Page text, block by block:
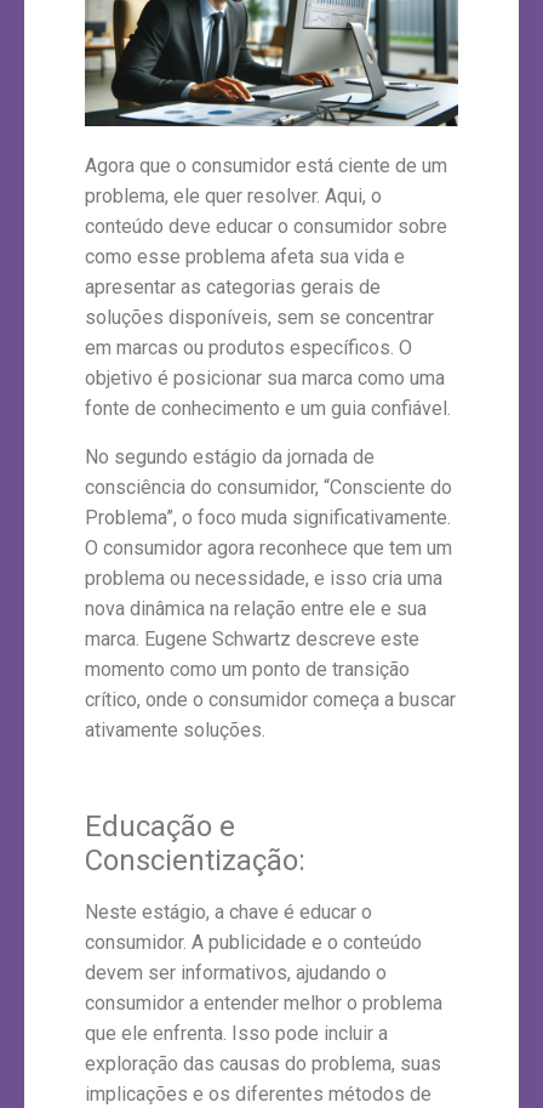
Agora que o consumidor está ciente de um
problema, ele quer resolver. Aqui, o
conteúdo deve educar o consumidor sobre
como esse problema afeta sua vida e
apresentar as categorias gerais de
soluções disponíveis, sem se concentrar
em marcas ou produtos específicos. O
objetivo é posicionar sua marca como uma
fonte de conhecimento e um guia confiável.
No segundo estágio da jornada de
consciência do consumidor, “Consciente do
Problema”, o foco muda significativamente.
O consumidor agora reconhece que tem um
problema ou necessidade, e isso cria uma
nova dinâmica na relação entre ele e sua
marca. Eugene Schwartz descreve este
momento como um ponto de transição
crítico, onde o consumidor começa a buscar
ativamente soluções.
Educação e
Conscientização:
Neste estágio, a chave é educar o
consumidor. A publicidade e o conteúdo
devem ser informativos, ajudando o
consumidor a entender melhor o problema
que ele enfrenta. Isso pode incluir a
exploração das causas do problema, suas
implicações e os diferentes métodos de